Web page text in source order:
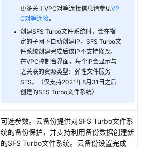
更多关于VPC对等连接信息请参见VP
C对等连接。
创建SFS Turbo文件系统时，会在指
定的子网下自动创建IP，SFS Turbo文
件系统创建完成后该IP不支持修改。
在VPC控制台界面，每个IP会显示与
之关联的资源类型：弹性文件服务
SFS。（仅支持2021年8月31日之后
创建的SFS Turbo文件系统）
可选参数。云备份提供对SFS Turbo文件系
统的备份保护，并支持利用备份数据创建新
的SFS Turbo文件系统。云备份设置完成